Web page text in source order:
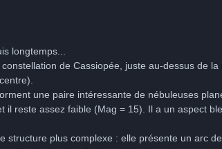
longtemps...
de Cassiopée, juste au-dessus de
une paire intéressante de nébuleuses
il reste assez faible (Mag = 15). Il a un aspect
structure plus complexe : elle présente un arc